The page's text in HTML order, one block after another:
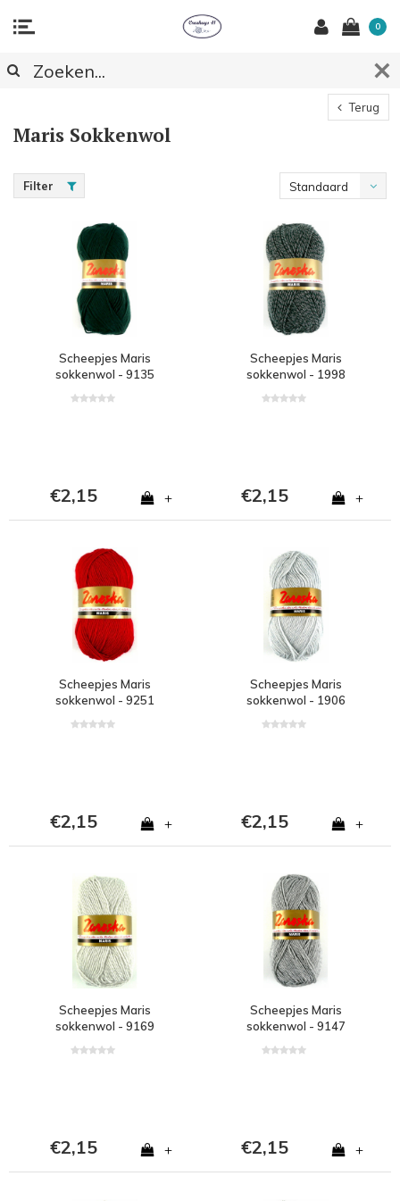
0
Terug
Maris Sokkenwol
Filter Standaard
Scheepjes Maris
sokkenwol - 9135
€2,15 +
Scheepjes Maris
sokkenwol - 1998
€2,15 +
Scheepjes Maris
sokkenwol - 9251
€2,15 +
Scheepjes Maris
sokkenwol - 1906
€2,15 +
Scheepjes Maris
sokkenwol - 9169
€2,15 +
Scheepjes Maris
sokkenwol - 9147
€2,15 +